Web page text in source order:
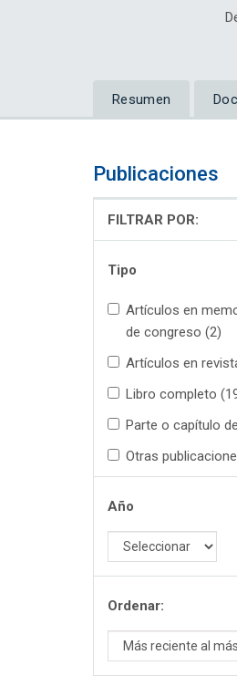
Resumen
Publicaciones
FILTRAR POR:
Tipo
Artículos en
de congreso (2)
Artículos en
Libro completo
Parte o capítulo
Otras
Año
Ordenar: